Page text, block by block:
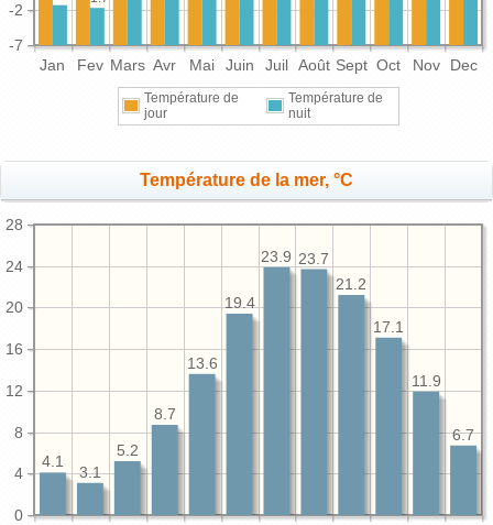
Jan Fev Mars Avr Mai Juin Juil Août Sept Oct Nov Dec
-7
-2
Température de
jour
Température de
nuit
Température de la mer, °C
0
4
8
12
16
20
24
28
6.7
11.9
17.1
21.2
23.7
23.9
19.4
13.6
8.7
5.2
3.1
4.1